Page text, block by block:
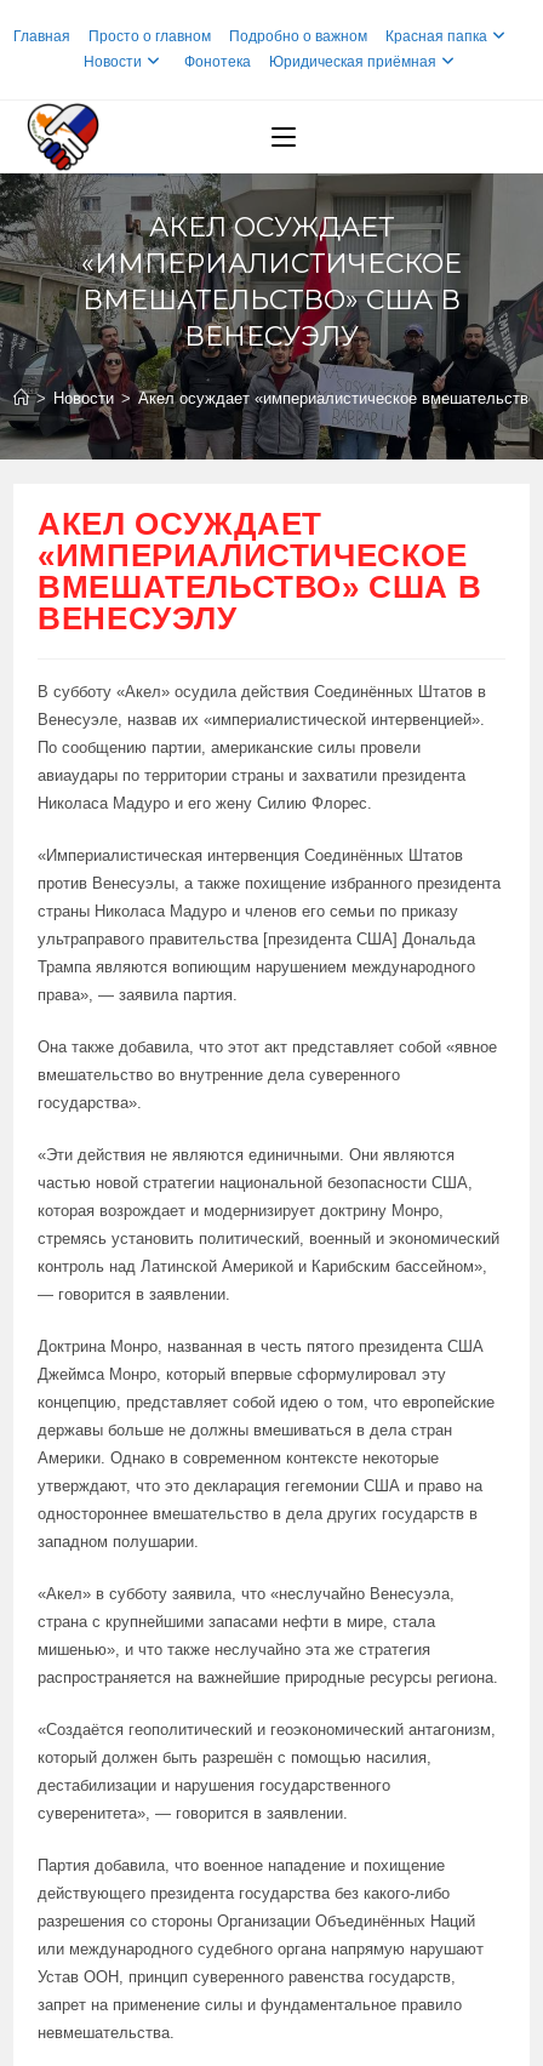
Главная Просто о главном Подробно о важном
Красная папка
Новости
Фонотека Юридическая приёмная
АКЕЛ ОСУЖДАЕТ
«ИМПЕРИАЛИСТИЧЕСКОЕ
ВМЕШАТЕЛЬСТВО» США В
ВЕНЕСУЭЛУ
> Новости > Акел осуждает «империалистическое
АКЕЛ ОСУЖДАЕТ
«ИМПЕРИАЛИСТИЧЕСКОЕ
ВМЕШАТЕЛЬСТВО» США В
ВЕНЕСУЭЛУ
В субботу «Акел» осудила действия Соединённых Штатов в
Венесуэле, назвав их «империалистической интервенцией».
По сообщению партии, американские силы провели
авиаудары по территории страны и захватили президента
Николаса Мадуро и его жену Силию Флорес.
«Империалистическая интервенция Соединённых Штатов
против Венесуэлы, а также похищение избранного президента
страны Николаса Мадуро и членов его семьи по приказу
ультраправого правительства [президента США] Дональда
Трампа являются вопиющим нарушением международного
права», — заявила партия.
Она также добавила, что этот акт представляет собой «явное
вмешательство во внутренние дела суверенного
государства».
«Эти действия не являются единичными. Они являются
частью новой стратегии национальной безопасности США,
которая возрождает и модернизирует доктрину Монро,
стремясь установить политический, военный и экономический
контроль над Латинской Америкой и Карибским бассейном»,
— говорится в заявлении.
Доктрина Монро, названная в честь пятого президента США
Джеймса Монро, который впервые сформулировал эту
концепцию, представляет собой идею о том, что европейские
державы больше не должны вмешиваться в дела стран
Америки. Однако в современном контексте некоторые
утверждают, что это декларация гегемонии США и право на
одностороннее вмешательство в дела других государств в
западном полушарии.
«Акел» в субботу заявила, что «неслучайно Венесуэла,
страна с крупнейшими запасами нефти в мире, стала
мишенью», и что также неслучайно эта же стратегия
распространяется на важнейшие природные ресурсы региона.
«Создаётся геополитический и геоэкономический антагонизм,
который должен быть разрешён с помощью насилия,
дестабилизации и нарушения государственного
суверенитета», — говорится в заявлении.
Партия добавила, что военное нападение и похищение
действующего президента государства без какого-либо
разрешения со стороны Организации Объединённых Наций
или международного судебного органа напрямую нарушают
Устав ООН, принцип суверенного равенства государств,
запрет на применение силы и фундаментальное правило
невмешательства.